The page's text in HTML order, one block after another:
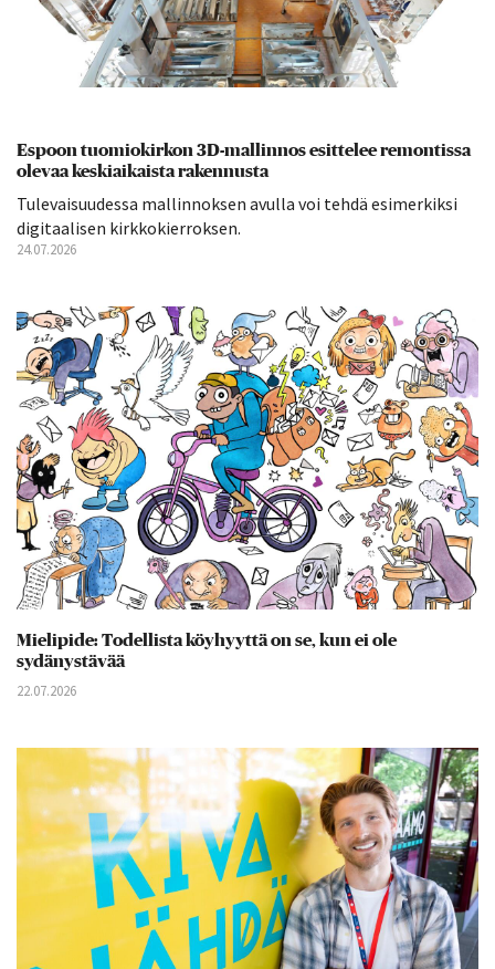
Espoon tuomiokirkon 3D-mallinnos esittelee remontissa
olevaa keskiaikaista rakennusta
Tulevaisuudessa mallinnoksen avulla voi tehdä esimerkiksi
digitaalisen kirkkokierroksen.
24.07.2026
Mielipide: Todellista köyhyyttä on se, kun ei ole
sydänystävää
22.07.2026